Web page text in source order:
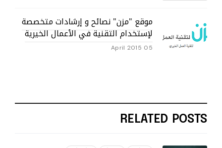
موقع "مزن" نصائح و إرشادات متخصصة
لإستخدام التقنية في الأعمال الخيرية
05 April 2015
RELATED POSTS